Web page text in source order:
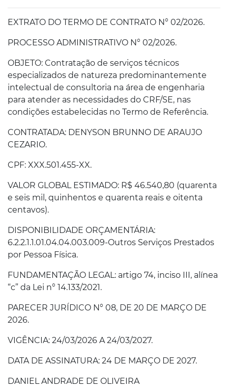
EXTRATO DO TERMO DE CONTRATO N° 02/2026.
PROCESSO ADMINISTRATIVO N° 02/2026.
OBJETO: Contratação de serviços técnicos
especializados de natureza predominantemente
intelectual de consultoria na área de engenharia
para atender as necessidades do CRF/SE, nas
condições estabelecidas no Termo de Referência.
CONTRATADA: DENYSON BRUNNO DE ARAUJO
CEZARIO.
CPF: XXX.501.455-XX.
VALOR GLOBAL ESTIMADO: R$ 46.540,80 (quarenta
e seis mil, quinhentos e quarenta reais e oitenta
centavos).
DISPONIBILIDADE ORÇAMENTÁRIA:
6.2.2.1.1.01.04.04.003.009-Outros Serviços Prestados
por Pessoa Física.
FUNDAMENTAÇÃO LEGAL: artigo 74, inciso III, alínea
“c” da Lei n° 14.133/2021.
PARECER JURÍDICO N° 08, DE 20 DE MARÇO DE
2026.
VIGÊNCIA: 24/03/2026 A 24/03/2027.
DATA DE ASSINATURA: 24 DE MARÇO DE 2027.
DANIEL ANDRADE DE OLIVEIRA